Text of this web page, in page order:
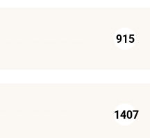
915
1407